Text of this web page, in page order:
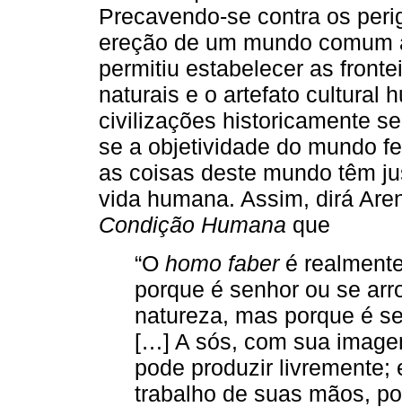
Precavendo-se contra os
ereção de um mundo
permitiu estabelecer as
naturais e o artefato cultural
civilizações historicamente
se a objetividade do mundo
as coisas deste mundo têm
vida humana. Assim, dirá
Condição Humana que
“O homo faberé
porque é senhor ou se
natureza, mas porque é
[…] A sós, com sua
pode produzir livremente;
trabalho de suas mãos,